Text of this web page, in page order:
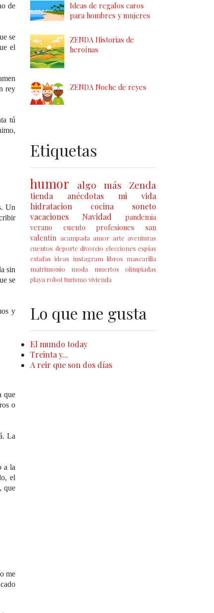
de
se
el
rey
tú
Un
sin
se
y
que
o
La
a la
el
que
me
Ideas de regalos caros
para hombres y mujeres
ZENDA Historias de
heroínas
ZENDA Noche de reyes
Etiquetas
humor algo más Zenda
tienda anécdotas
mi vida
hidratacion
cocina
soneto
vacaciones
Navidad
pandemia
verano
cuento profesiones
san
valentín acampada amor arte aventuras
cuentos deporte divorcio elecciones espías
estafas ideas instagram libros mascarilla
matrimonio
moda muertos
olimpiadas
playa robotturismo vivienda
Lo que me gusta
El mundo today
Treinta y...
A reir que son dos días